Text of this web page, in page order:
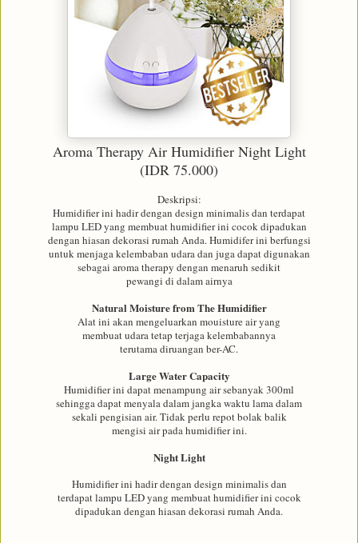
Aroma Therapy Air Humidifier Night Light
(IDR 75.000)
Deskripsi:
Humidifier ini hadir dengan design minimalis dan terdapat
lampu LED yang membuat humidifier ini cocok dipadukan
dengan hiasan dekorasi rumah Anda. Humidifer ini berfungsi
untuk menjaga kelembaban udara dan juga dapat digunakan
sebagai aroma therapy dengan menaruh sedikit
pewangi di dalam airnya
Natural Moisture from The Humidifier
Alat ini akan mengeluarkan mouisture air yang
membuat udara tetap terjaga kelembabannya
terutama diruangan ber-AC.
Large Water Capacity
Humidifier ini dapat menampung air sebanyak 300ml
sehingga dapat menyala dalam jangka waktu lama dalam
sekali pengisian air. Tidak perlu repot bolak balik
mengisi air pada humidifier ini.
Night Light
Humidifier ini hadir dengan design minimalis dan
terdapat lampu LED yang membuat humidifier ini cocok
dipadukan dengan hiasan dekorasi rumah Anda.